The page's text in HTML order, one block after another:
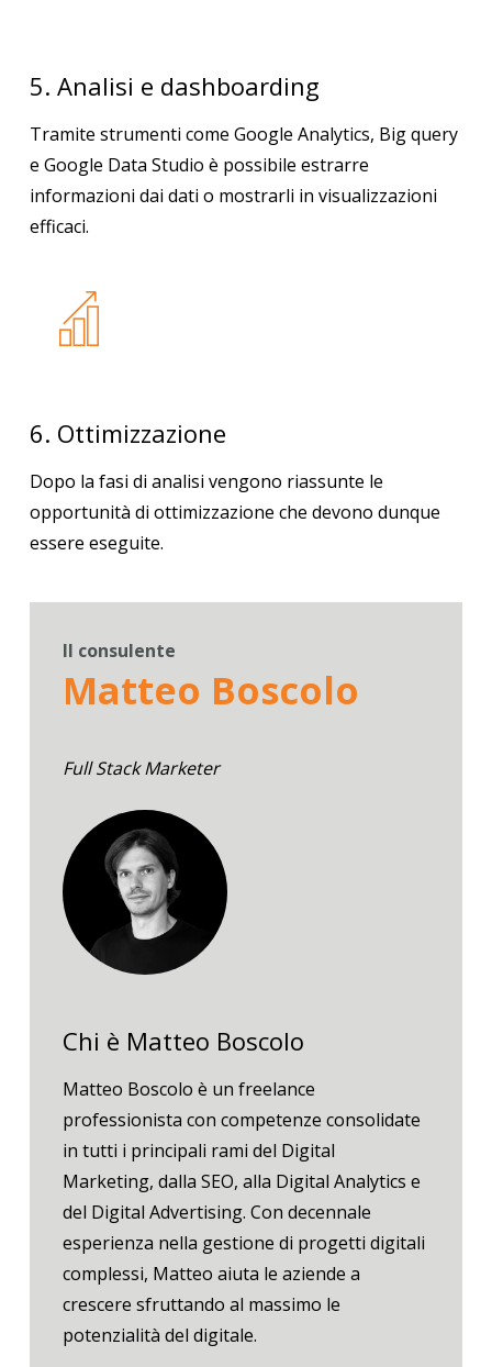
5. Analisi e dashboarding
Tramite strumenti come Google Analytics, Big query
e Google Data Studio è possibile estrarre
informazioni dai dati o mostrarli in visualizzazioni
efficaci.
6. Ottimizzazione
Dopo la fasi di analisi vengono riassunte le
opportunità di ottimizzazione che devono dunque
essere eseguite.
Il consulente
Matteo Boscolo
Full Stack Marketer
Chi è Matteo Boscolo
Matteo Boscolo è un freelance
professionista con competenze consolidate
in tutti i principali rami del Digital
Marketing, dalla SEO, alla Digital Analytics e
del Digital Advertising. Con decennale
esperienza nella gestione di progetti digitali
complessi, Matteo aiuta le aziende a
crescere sfruttando al massimo le
potenzialità del digitale.